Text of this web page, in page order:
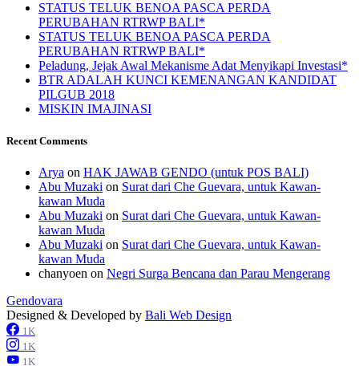
STATUS TELUK BENOA PASCA PERDA
PERUBAHAN RTRWP BALI*
STATUS TELUK BENOA PASCA PERDA
PERUBAHAN RTRWP BALI*
Peladung, Jejak Awal Mekanisme Adat Menyikapi Investasi*
BTR ADALAH KUNCI KEMENANGAN KANDIDAT
PILGUB 2018
MISKIN IMAJINASI
Recent Comments
Arya on HAK JAWAB GENDO (untuk POS BALI)
Abu Muzaki on Surat dari Che Guevara, untuk Kawan-
kawan Muda
Abu Muzaki on Surat dari Che Guevara, untuk Kawan-
kawan Muda
Abu Muzaki on Surat dari Che Guevara, untuk Kawan-
kawan Muda
chanyoen on Negri Surga Bencana dan Parau Mengerang
Gendovara
Designed & Developed by Bali Web Design
1K
1K
1K